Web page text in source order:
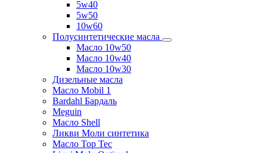
5w40
5w50
10w60
Полусинтетические масла
Масло 10w50
Масло 10w40
Масло 10w30
Дизельные масла
Масло Mobil 1
Bardahl Бардаль
Meguin
Масло Shell
Ликви Моли синтетика
Масло Top Tec